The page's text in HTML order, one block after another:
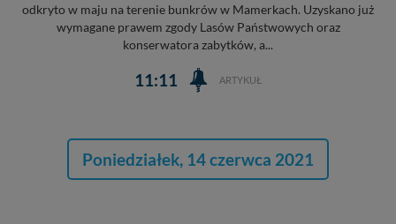
odkryto w maju na terenie bunkrów w Mamerkach. Uzyskano już
wymagane prawem zgody Lasów Państwowych oraz
konserwatora zabytków, a...
11:11 ARTYKUŁ
Poniedziałek, 14 czerwca 2021